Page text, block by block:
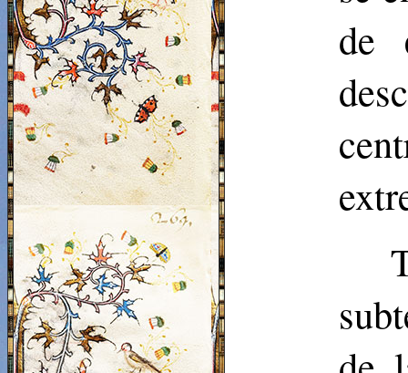
de